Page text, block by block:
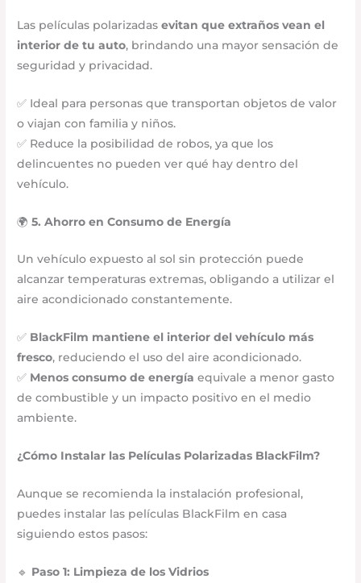
Las películas polarizadasevitan que extraños vean el
interior de tu auto, brindando una mayor sensación de
seguridad y privacidad.
✅ Ideal para personas que transportan objetos de valor
o viajan con familia y niños.
✅ Reduce la posibilidad de robos, ya que los
delincuentes no pueden ver qué hay dentro del
vehículo.
🌍5. Ahorro en Consumo de Energía
Un vehículo expuesto al sol sin protección puede
alcanzar temperaturas extremas, obligando a utilizar el
aire acondicionado constantemente.
✅ BlackFilm mantiene el interior del vehículo más
fresco, reduciendo el uso del aire acondicionado.
✅ Menos consumo de energía equivale a menor gasto
de combustible y un impacto positivo en el medio
ambiente.
¿Cómo Instalar las Películas Polarizadas BlackFilm?
Aunque se recomienda la instalación profesional,
puedes instalar las películas BlackFilm en casa
siguiendo estos pasos:
🔹 Paso 1: Limpieza de los Vidrios